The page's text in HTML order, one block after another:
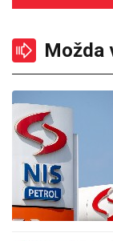
Možda